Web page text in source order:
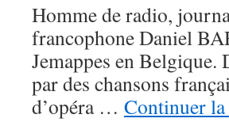
Homme de radio,
francophone Daniel
Jemappes en Belgique.
par des chansons
d’opéra … Continuer